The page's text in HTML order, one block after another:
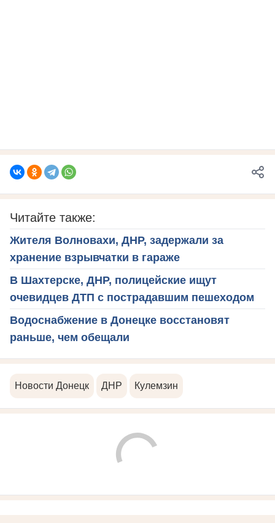
Читайте также:
Жителя Волновахи, ДНР, задержали за
хранение взрывчатки в гараже
В Шахтерске, ДНР, полицейские ищут
очевидцев ДТП с пострадавшим пешеходом
Водоснабжение в Донецке восстановят
раньше, чем обещали
Новости Донецк ДНР Кулемзин